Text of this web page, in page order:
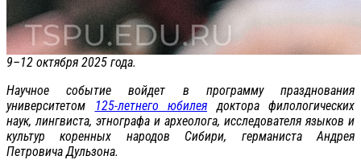
9–12 октября 2025 года.
Научное событие войдет в программу празднования
университетом
125-летнего юбилея доктора филологических
наук, лингвиста, этнографа и археолога, исследователя языков и
культур коренных народов Сибири, германиста Андрея
Петровича Дульзона.